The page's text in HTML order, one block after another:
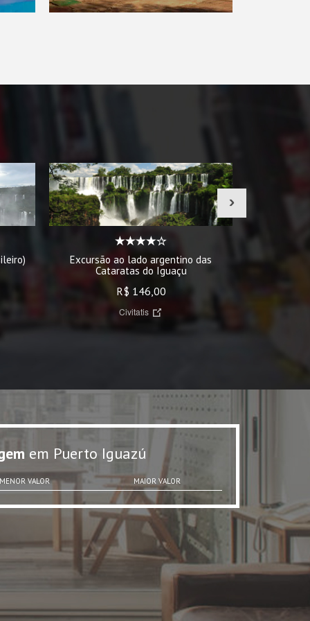
Excursão ao lado argentino das
Cataratas do Iguaçu
R$ 146,00
Civitatis
Excursão
›
em Puerto Iguazú
VALOR MAIOR VALOR